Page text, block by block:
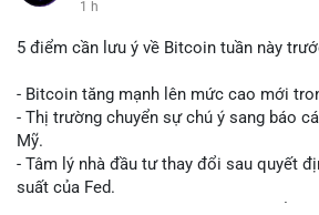
1 h
5 điểm cần lưu ý về Bitcoin tuần này
- Bitcoin tăng mạnh lên mức cao mới
- Thị trường chuyển sự chú ý sang báo
Mỹ.
- Tâm lý nhà đầu tư thay đổi sau quyết
suất của Fed.